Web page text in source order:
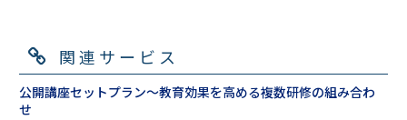
関連サービス
公開講座セットプラン～教育効果を高める複数研修の組み合わ
せ